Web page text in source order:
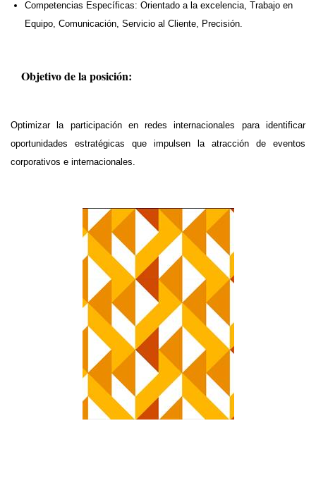
Competencias Específicas: Orientado a la excelencia, Trabajo en
Equipo, Comunicación, Servicio al Cliente, Precisión.
Objetivo de la posición:
Optimizar la participación en redes internacionales para identificar
oportunidades estratégicas que impulsen la atracción de eventos
corporativos e internacionales.​